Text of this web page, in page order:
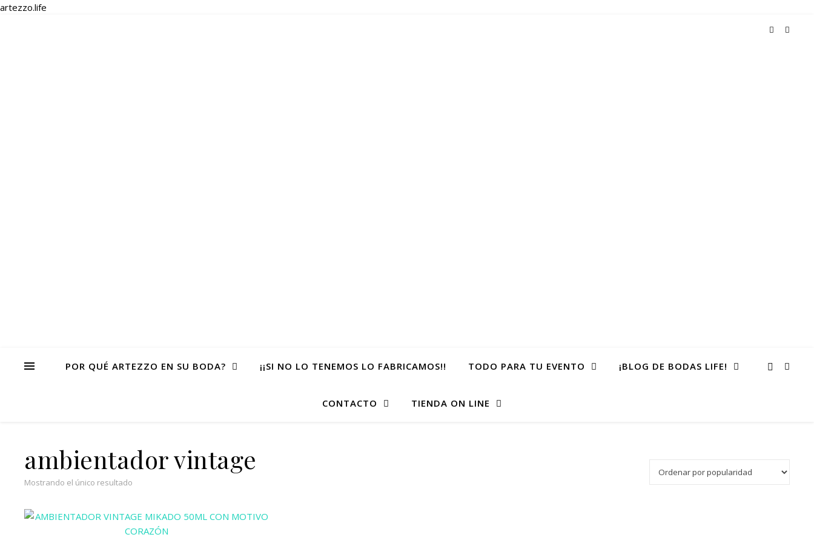
artezzo.life
POR QUÉ ARTEZZO EN SU BODA? ¡¡SI NO LO TENEMOS LO FABRICAMOS!! TODO PARA TU EVENTO ¡BLOG DE BODAS LIFE!
CONTACTO TIENDA ON LINE
ambientador vintage
Mostrando el único resultado